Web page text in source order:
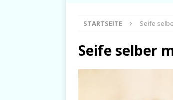
STARTSEITE Seife
Seife selber